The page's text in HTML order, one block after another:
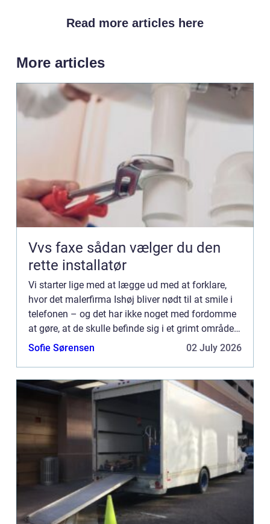
Read more articles here
More articles
Vvs faxe sådan vælger du den
rette installatør
Vi starter lige med at lægge ud med at forklare,
hvor det malerfirma Ishøj bliver nødt til at smile i
telefonen – og det har ikke noget med fordomme
at gøre, at de skulle befinde sig i et grimt område
af landet, hvor man ikke ligefrem er kendte...
Sofie Sørensen 02 July 2026